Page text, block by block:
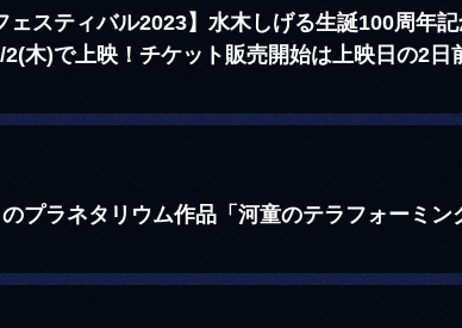
ェスティバル2023】水木しげる生誕100周年
木)で上映！チケット販売開始は上映日の2日
プラネタリウム作品「河童のテラフォーミン